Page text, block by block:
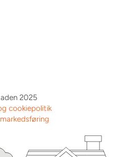
2025
cookiepolitik